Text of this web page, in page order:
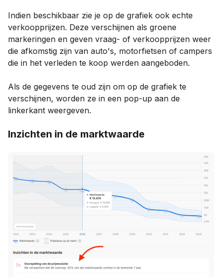
Indien beschikbaar zie je op de grafiek ook echte
verkoopprijzen. Deze verschijnen als groene
markeringen en geven vraag- of verkoopprijzen weer
die afkomstig zijn van auto's, motorfietsen of campers
die in het verleden te koop werden aangeboden.
Als de gegevens te oud zijn om op de grafiek te
verschijnen, worden ze in een pop-up aan de
linkerkant weergeven.
Inzichten in de marktwaarde